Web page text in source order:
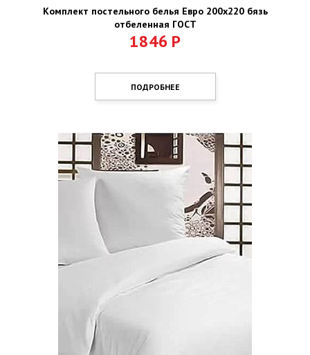
Комплект постельного белья Евро 200х220 бязь
отбеленная ГОСТ
1846 Р
ПОДРОБНЕЕ